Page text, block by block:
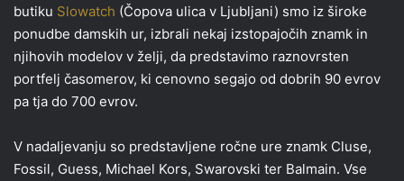
butiku Slowatch (Čopova ulica v Ljubljani) smo iz široke
ponudbe damskih ur, izbrali nekaj izstopajočih znamk in
njihovih modelov v želji, da predstavimo raznovrsten
portfelj časomerov, ki cenovno segajo od dobrih 90 evrov
pa tja do 700 evrov.
V nadaljevanju so predstavljene ročne ure znamk Cluse,
Fossil, Guess, Michael Kors, Swarovski ter Balmain. Vse